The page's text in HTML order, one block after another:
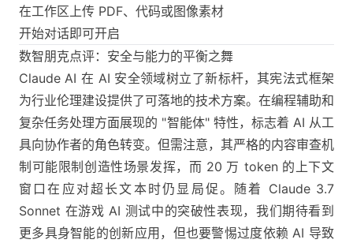
在工作区上传 PDF、代码或图像素材
开始对话即可开启
数智朋克点评：安全与能力的平衡之舞
Claude AI 在 AI 安全领域树立了新标杆，其宪法式框架
为行业伦理建设提供了可落地的技术方案。在编程辅助和
复杂任务处理方面展现的 "智能体" 特性，标志着 AI 从工
具向协作者的角色转变。但需注意，其严格的内容审查机
制可能限制创造性场景发挥，而 20 万 token 的上下文
窗口在应对超长文本时仍显局促。随着 Claude 3.7
Sonnet 在游戏 AI 测试中的突破性表现，我们期待看到
更多具身智能的创新应用，但也要警惕过度依赖 AI 导致